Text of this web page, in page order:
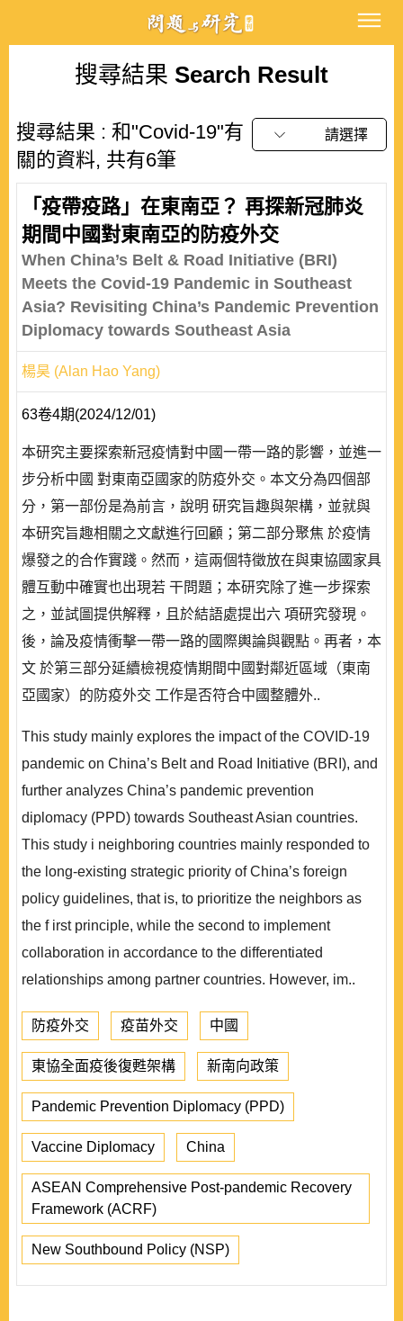
搜尋結果 Search Result
搜尋結果 : 和"Covid-19"有
關的資料, 共有6筆
請選擇
「疫帶疫路」在東南亞？ 再探新冠肺炎
期間中國對東南亞的防疫外交
When China’s Belt & Road Initiative (BRI)
Meets the Covid-19 Pandemic in Southeast
Asia? Revisiting China’s Pandemic Prevention
Diplomacy towards Southeast Asia
楊昊 (Alan Hao Yang)
63卷4期(2024/12/01)
本研究主要探索新冠疫情對中國一帶一路的影響，並進一
步分析中國 對東南亞國家的防疫外交。本文分為四個部
分，第一部份是為前言，說明 研究旨趣與架構，並就與
本研究旨趣相關之文獻進行回顧；第二部分聚焦 於疫情
爆發之的合作實踐。然而，這兩個特徵放在與東協國家具
體互動中確實也出現若 干問題；本研究除了進一步探索
之，並試圖提供解釋，且於結語處提出六 項研究發現。
後，論及疫情衝擊一帶一路的國際輿論與觀點。再者，本
文 於第三部分延續檢視疫情期間中國對鄰近區域（東南
亞國家）的防疫外交 工作是否符合中國整體外..
This study mainly explores the impact of the COVID-19
pandemic on China’s Belt and Road Initiative (BRI), and
further analyzes China’s pandemic prevention
diplomacy (PPD) towards Southeast Asian countries.
This study i neighboring countries mainly responded to
the long-existing strategic priority of China’s foreign
policy guidelines, that is, to prioritize the neighbors as
the f irst principle, while the second to implement
collaboration in accordance to the differentiated
relationships among partner countries. However, im..
防疫外交 疫苗外交 中國
東協全面疫後復甦架構 新南向政策
Pandemic Prevention Diplomacy (PPD)
Vaccine Diplomacy China
ASEAN Comprehensive Post-pandemic Recovery
Framework (ACRF)
New Southbound Policy (NSP)